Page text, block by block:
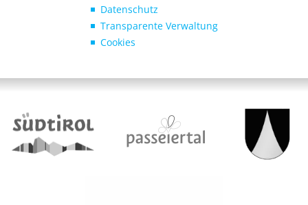
Datenschutz
Transparente Verwaltung
Cookies